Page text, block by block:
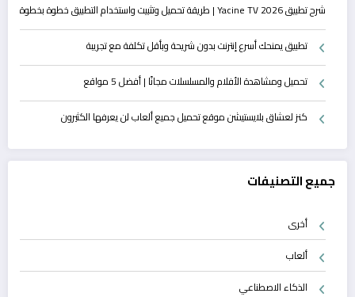
شرح تطبيق Yacine TV 2026 | طريقة تحميل وتثبيت واستخدام التطبيق خطوة بخطوة
تطبيق يمنحك أسرع إنترنت بدون شريحة وبأقل تكلفة مع تجريبة
تحميل ومشاهدة الأفلام والمسلسلات مجانًا | أفضل 5 مواقع
كنز لعشاق بلايستيشن موقع تحميل جميع ألعاب لن يعرفها الكثيرون
جميع التصنيفات
أخرى
ألعاب
الذكاء الاصطناعي